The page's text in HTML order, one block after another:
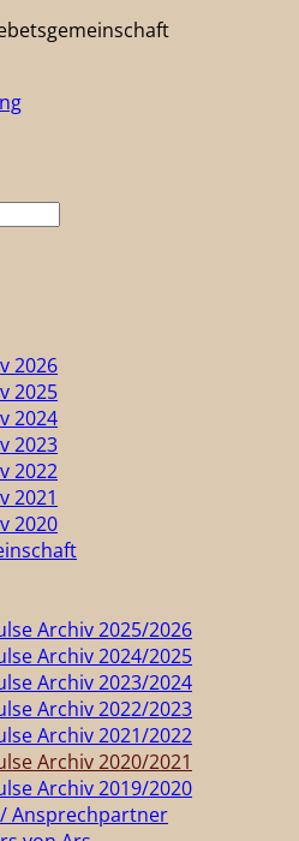
2026
2025
2024
2023
2022
2021
2020
Archiv 2025/2026
Archiv 2024/2025
Archiv 2023/2024
Archiv 2022/2023
Archiv 2021/2022
Archiv 2020/2021
Archiv 2019/2020
Ansprechpartner